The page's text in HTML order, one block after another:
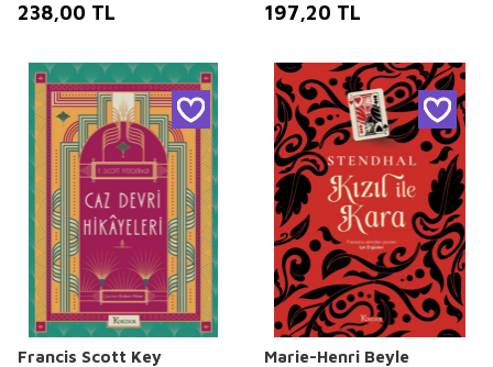
238,00 TL 197,20 TL
Francis Scott Key
Marie-Henri Beyle